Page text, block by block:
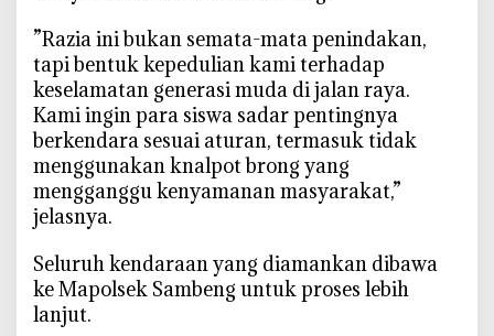
‎”Razia ini bukan semata-mata penindakan,
tapi bentuk kepedulian kami terhadap
keselamatan generasi muda di jalan raya.
Kami ingin para siswa sadar pentingnya
berkendara sesuai aturan, termasuk tidak
menggunakan knalpot brong yang
mengganggu kenyamanan masyarakat,”
jelasnya.
‎Seluruh kendaraan yang diamankan dibawa
ke Mapolsek Sambeng untuk proses lebih
lanjut.